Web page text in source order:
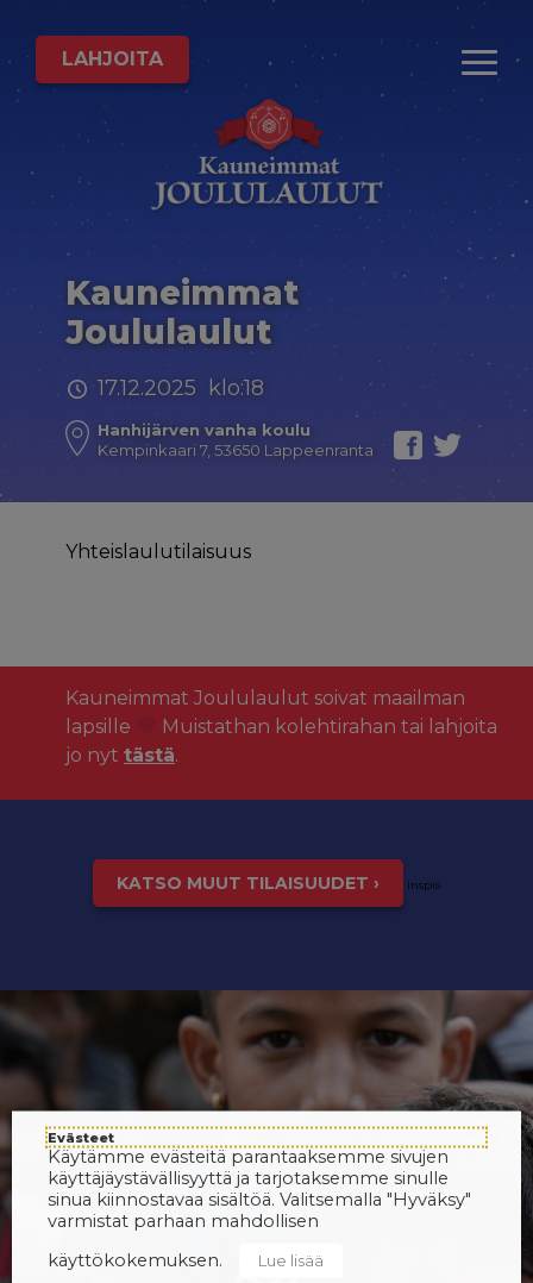
LAHJOITA
Kauneimmat
Joululaulut
17.12.2025 klo:18
Hanhijärven vanha koulu
Kempinkaari 7, 53650 Lappeenranta
Yhteislaulutilaisuus
Kauneimmat Joululaulut soivat maailman
lapsille
Muistathan kolehtirahan tai lahjoita
jo nyt tästä.
KATSO MUUT TILAISUUDET › inspis
Evästeet
Käytämme evästeitä parantaaksemme sivujen
käyttäjäystävällisyyttä ja tarjotaksemme sinulle
sinua kiinnostavaa sisältöä. Valitsemalla "Hyväksy"
varmistat parhaan mahdollisen
käyttökokemuksen.
Lue lisää